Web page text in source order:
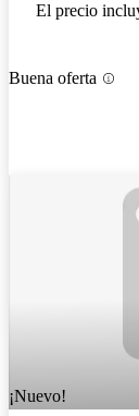
El precio
Buena oferta
¡Nuevo!